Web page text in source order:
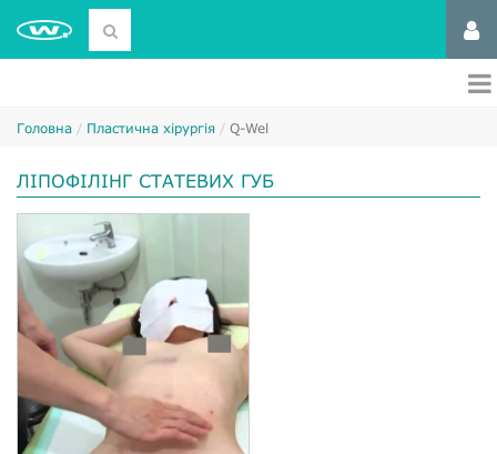
Головна Пластична хірургія Q-Wel
ЛІПОФІЛІНГ СТАТЕВИХ ГУБ